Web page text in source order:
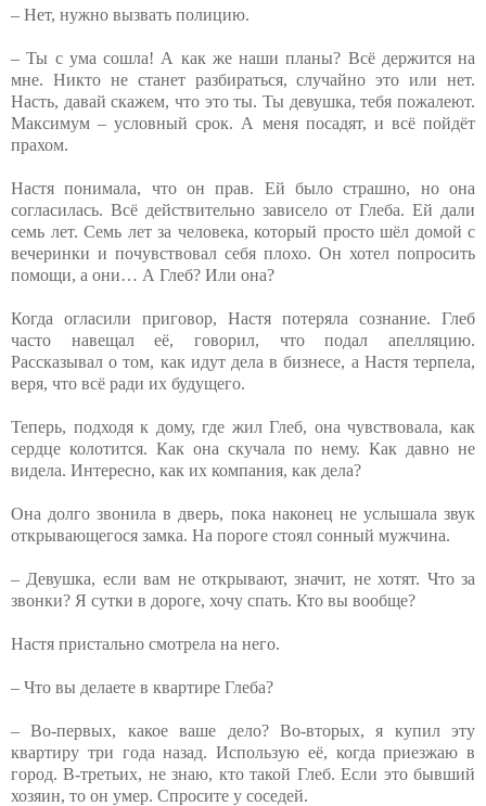
– Нет, нужно вызвать полицию.
– Ты с ума сошла! А как же наши планы? Всё держится на
мне. Никто не станет разбираться, случайно это или нет.
Насть, давай скажем, что это ты. Ты девушка, тебя пожалеют.
Максимум – условный срок. А меня посадят, и всё пойдёт
прахом.
Настя понимала, что он прав. Ей было страшно, но она
согласилась. Всё действительно зависело от Глеба. Ей дали
семь лет. Семь лет за человека, который просто шёл домой с
вечеринки и почувствовал себя плохо. Он хотел попросить
помощи, а они… А Глеб? Или она?
Когда огласили приговор, Настя потеряла сознание. Глеб
часто навещал её, говорил, что подал апелляцию.
Рассказывал о том, как идут дела в бизнесе, а Настя терпела,
веря, что всё ради их будущего.
Теперь, подходя к дому, где жил Глеб, она чувствовала, как
сердце колотится. Как она скучала по нему. Как давно не
видела. Интересно, как их компания, как дела?
Она долго звонила в дверь, пока наконец не услышала звук
открывающегося замка. На пороге стоял сонный мужчина.
– Девушка, если вам не открывают, значит, не хотят. Что за
звонки? Я сутки в дороге, хочу спать. Кто вы вообще?
Настя пристально смотрела на него.
– Что вы делаете в квартире Глеба?
– Во-первых, какое ваше дело? Во-вторых, я купил эту
квартиру три года назад. Использую её, когда приезжаю в
город. В-третьих, не знаю, кто такой Глеб. Если это бывший
хозяин, то он умер. Спросите у соседей.